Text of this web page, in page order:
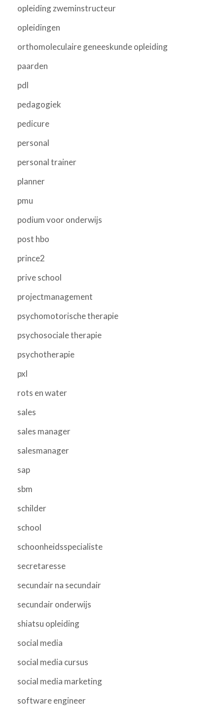
opleiding zweminstructeur
opleidingen
orthomoleculaire geneeskunde opleiding
paarden
pdl
pedagogiek
pedicure
personal
personal trainer
planner
pmu
podium voor onderwijs
post hbo
prince2
prive school
projectmanagement
psychomotorische therapie
psychosociale therapie
psychotherapie
pxl
rots en water
sales
sales manager
salesmanager
sap
sbm
schilder
school
schoonheidsspecialiste
secretaresse
secundair na secundair
secundair onderwijs
shiatsu opleiding
social media
social media cursus
social media marketing
software engineer